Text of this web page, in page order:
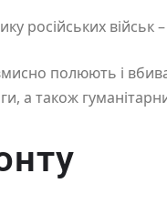
російських військ
полюють і
також